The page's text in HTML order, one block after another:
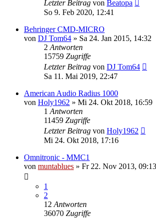
Letzter Beitrag von Beatopa
So 9. Feb 2020, 12:41
Behringer CMD-MICRO
von DJ Tom64 » Sa 24. Jan 2015, 14:32
2 Antworten
15759 Zugriffe
Letzter Beitrag von DJ Tom64
Sa 11. Mai 2019, 22:47
American Audio Radius 1000
von Holy1962 » Mi 24. Okt 2018, 16:59
1 Antworten
11459 Zugriffe
Letzter Beitrag von Holy1962
Mi 24. Okt 2018, 17:16
Omnitronic - MMC1
von muntablues » Fr 22. Nov 2013, 09:13
1
2
12 Antworten
36070 Zugriffe